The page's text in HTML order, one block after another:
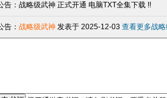
告： 战略级武神 正式开通 电脑TXT全集下载 !!
告： 战略级武神 发表于 2025-12-03 查看更多战